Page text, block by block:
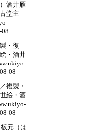
酒井雁
堂主
08
・復
・酒井
08
複製・
絵・酒
08
元（は